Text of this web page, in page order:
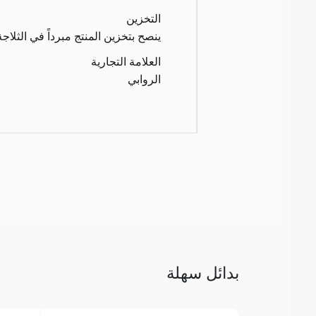
التخزين
ينصح بتخزين المنتج مبرداً في
العلامة التجارية
الروابي
بدائل سهلة